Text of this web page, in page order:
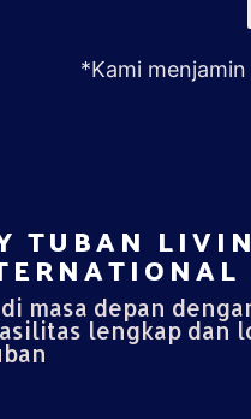
*Kami
TUBAN
masa depan
lengkap dan